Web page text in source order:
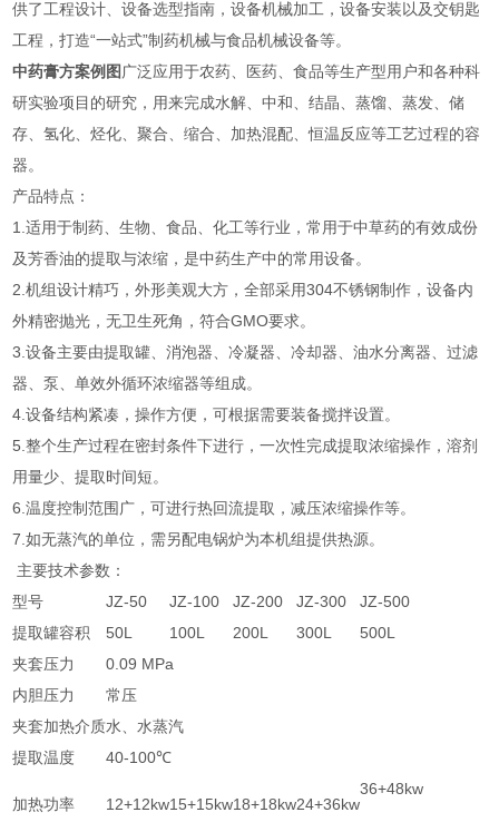
供了工程设计、设备选型指南，设备机械加工，设备安装以及交钥匙
工程，打造“一站式”制药机械与食品机械设备等。
中药膏方案例图 广泛应用于农药、医药、食品等生产型用户和各种科
研实验项目的研究，用来完成水解、中和、结晶、蒸馏、蒸发、储
存、氢化、烃化、聚合、缩合、加热混配、恒温反应等工艺过程的容
器。
产品特点：
1.适用于制药、生物、食品、化工等行业，常用于中草药的有效成份
及芳香油的提取与浓缩，是中药生产中的常用设备。
2.机组设计精巧，外形美观大方，全部采用304不锈钢制作，设备内
外精密抛光，无卫生死角，符合GMO要求。
3.设备主要由提取罐、消泡器、冷凝器、冷却器、油水分离器、过滤
器、泵、单效外循环浓缩器等组成。
4.设备结构紧凑，操作方便，可根据需要装备搅拌设置。
5.整个生产过程在密封条件下进行，一次性完成提取浓缩操作，溶剂
用量少、提取时间短。
6.温度控制范围广，可进行热回流提取，减压浓缩操作等。
7.如无蒸汽的单位，需另配电锅炉为本机组提供热源。
主要技术参数：
型号
JZ-50 JZ-100 JZ-200 JZ-300
JZ-500
提取罐容积
50L 100L 200L 300L
500L
夹套压力
0.09 MPa
内胆压力
常压
夹套加热介质水、水蒸汽
提取温度
40-100℃
加热功率 12+12kw15+15kw18+18kw24+36kw
36+48kw